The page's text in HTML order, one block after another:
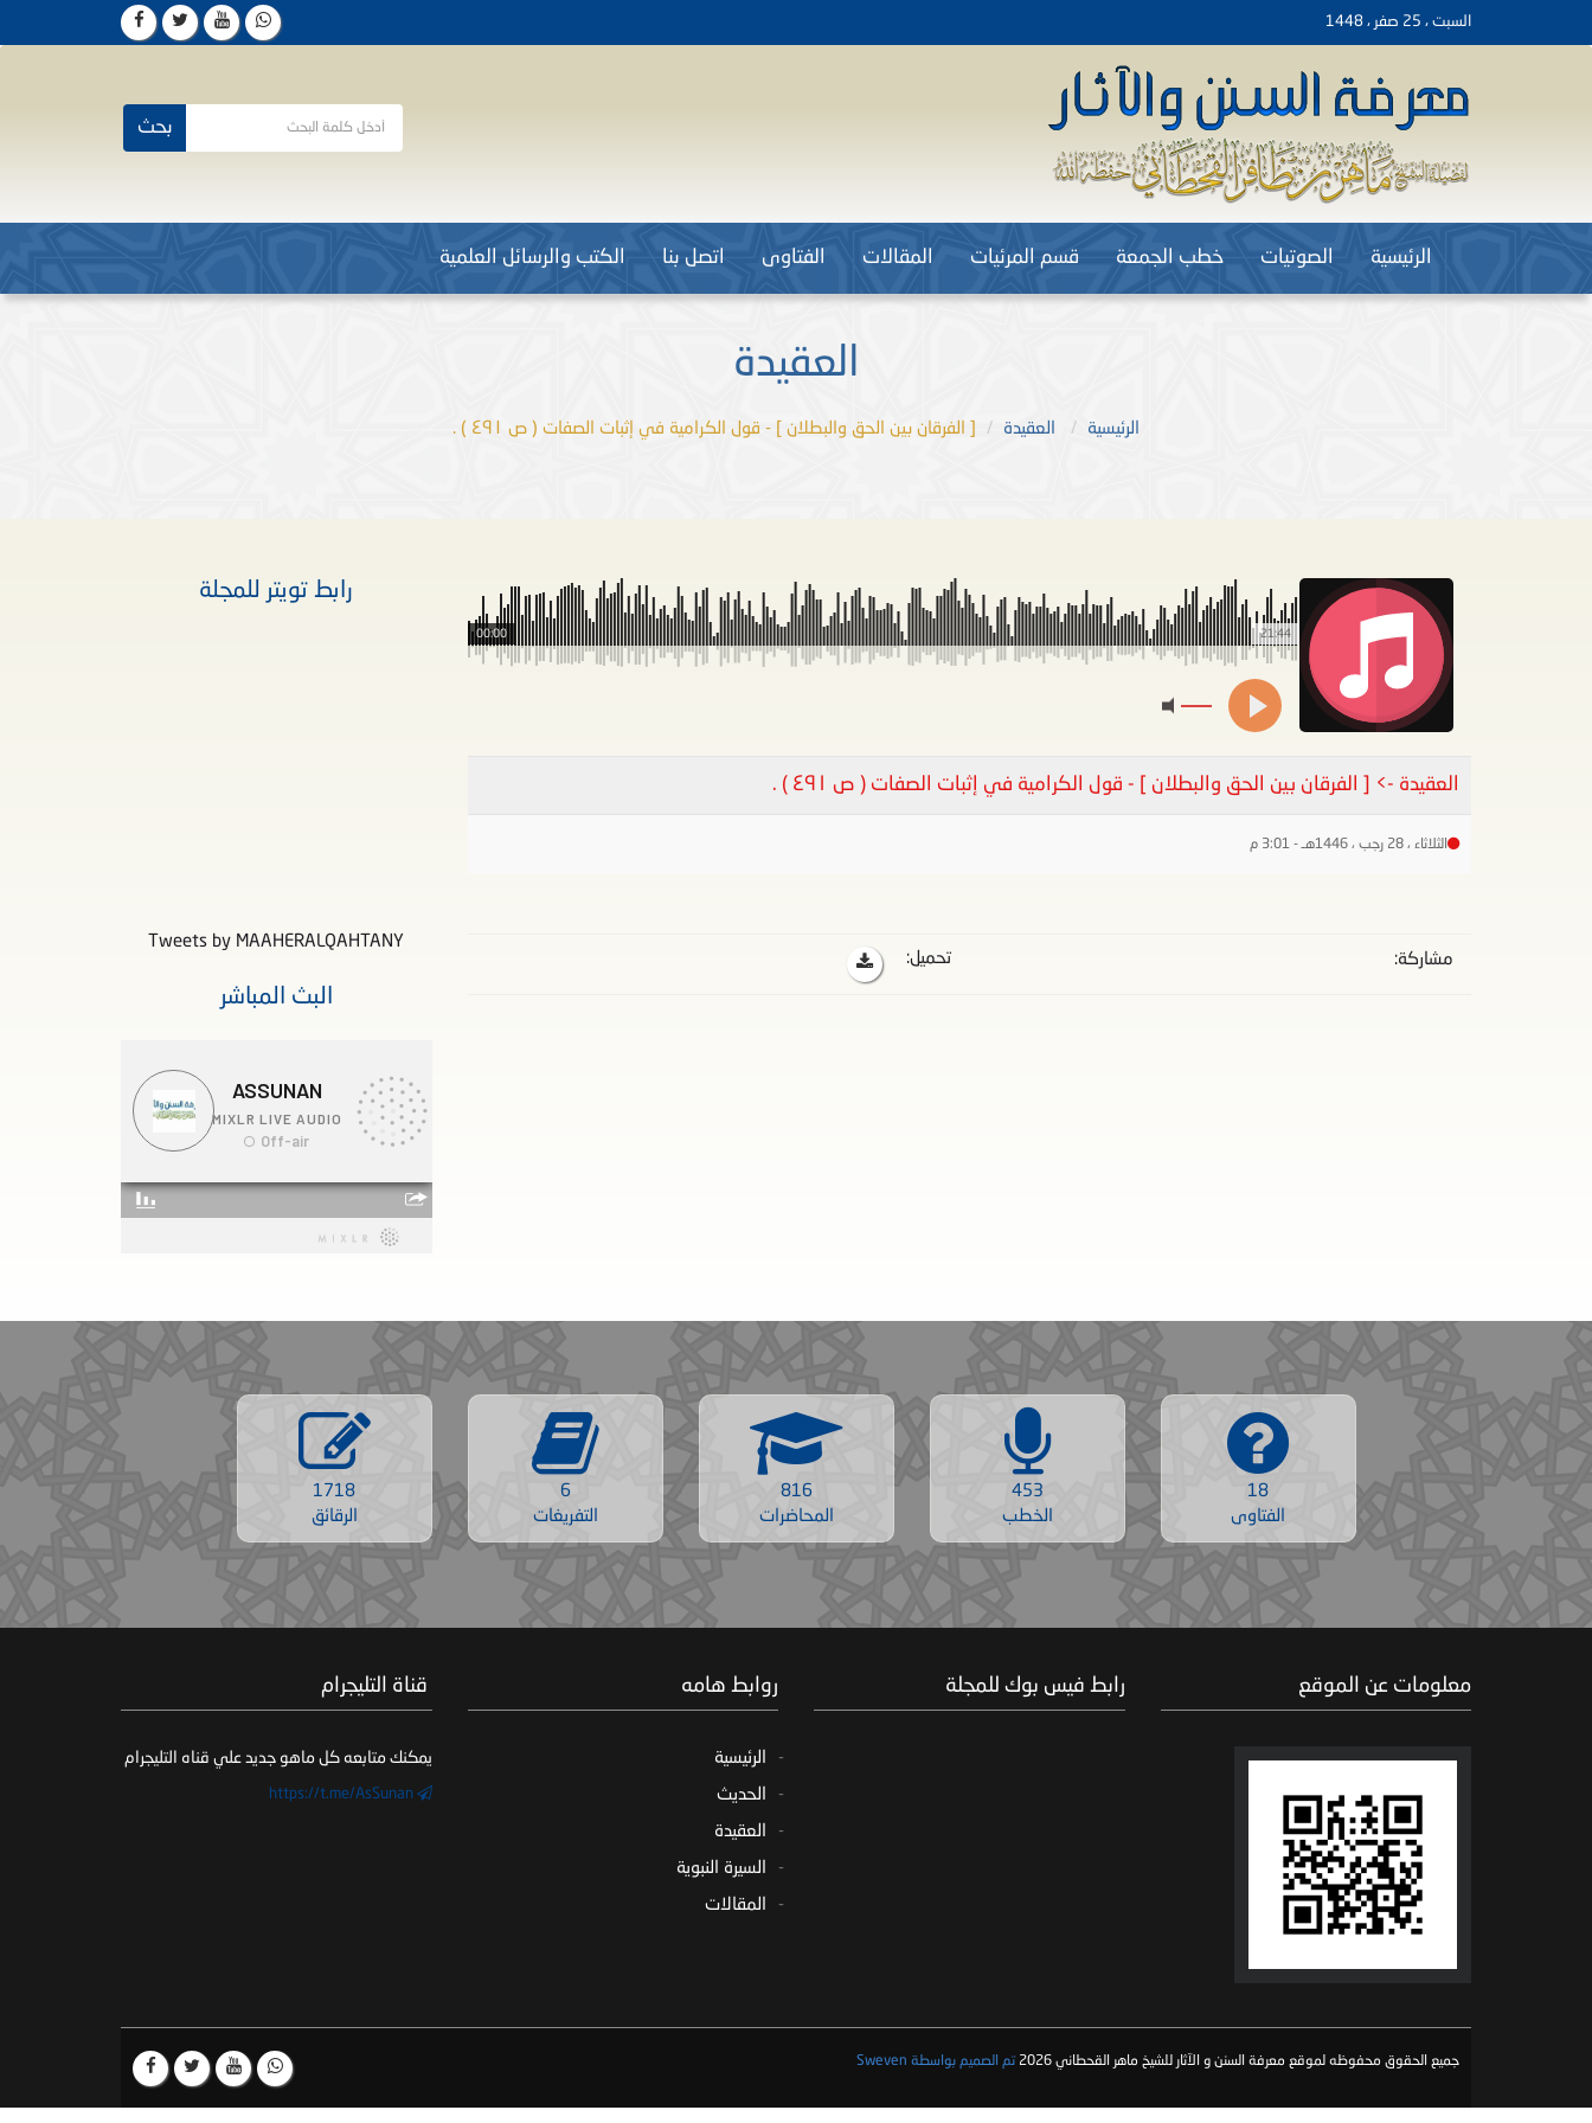
السبت ، 25 صفر ، 1448
بحث
الرئيسية الصوتيات خطب الجمعة قسم المرئيات المقالات الفتاوى اتصل بنا الكتب والرسائل العلمية
العقيدة
الرئيسية العقيدة [ الفرقان بين الحق والبطلان ] - قول الكرامية في إثبات الصفات ( ص ٤٩١ ) .
21:44
00:00
العقيدة -> [ الفرقان بين الحق والبطلان ] - قول الكرامية في إثبات الصفات ( ص ٤٩١ ) .
الثلاثاء ، 28 رجب ، 1446هـ - 3:01 م
مشاركة: تحميل:
رابط تويتر للمجلة
Tweets by MAAHERALQAHTANY
البث المباشر
18
الفتاوى
453
الخطب
816
المحاضرات
6
التفريغات
1718
الرقائق
معلومات عن الموقع رابط فيس بوك للمجلة روابط هامه
الرئيسية
الحديث
العقيدة
السيرة النبوية
المقالات
‏ قناة التليجرام
يمكنك متابعه كل ماهو جديد علي قناه التليجرام
https://t.me/AsSunan
جميع الحقوق محفوظه لموقع معرفة السنن و الآثار للشيخ ماهر القحطاني 2026 تم الصميم بواسطة Sweven